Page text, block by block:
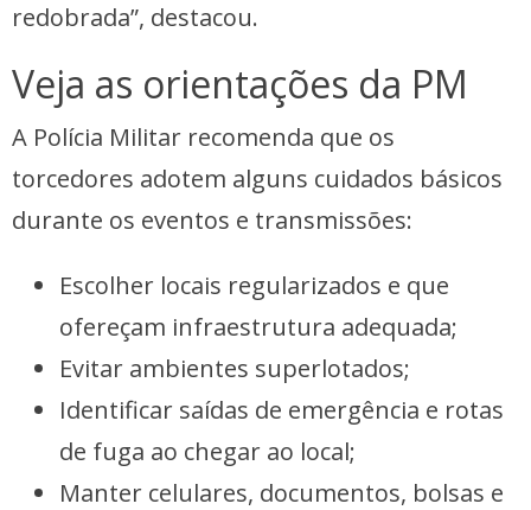
redobrada”, destacou.
Veja as orientações da PM
A Polícia Militar recomenda que os
torcedores adotem alguns cuidados básicos
durante os eventos e transmissões:
Escolher locais regularizados e que
ofereçam infraestrutura adequada;
Evitar ambientes superlotados;
Identificar saídas de emergência e rotas
de fuga ao chegar ao local;
Manter celulares, documentos, bolsas e